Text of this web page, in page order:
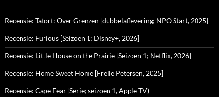
Recensie: Tatort: Over Grenzen [dubbelaflevering; NPO Start, 2025]
Recensie: Furious [Seizoen 1; Disney+, 2026]
Recensie: Little House on the Prairie [Seizoen 1; Netflix, 2026]
Recensie: Home Sweet Home [Frelle Petersen, 2025]
Recensie: Cape Fear [Serie; seizoen 1, Apple TV)